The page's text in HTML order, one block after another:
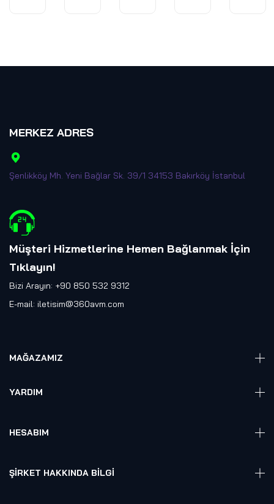
MERKEZ ADRES
Şenlikköy Mh. Yeni Bağlar Sk. 39/1 34153 Bakırköy İstanbul
Müşteri Hizmetlerine Hemen Bağlanmak İçin
Tıklayın!
Bizi Arayın: +90 850 532 9312
E-mail: iletisim@360avm.com
MAĞAZAMIZ
VR Ready PC
Elektronik
YARDIM
HESABIM
Sepet
ŞIRKET HAKKINDA BILGI